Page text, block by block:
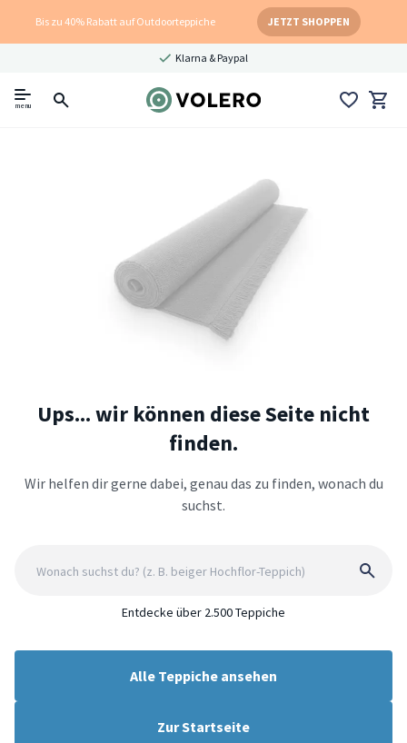
Bis zu 40% Rabatt auf Outdoorteppiche JETZT SHOPPEN
Klarna & Paypal
menu
Ups... wir können diese Seite nicht
finden.
Wir helfen dir gerne dabei, genau das zu finden, wonach du
suchst.
Entdecke über 2.500 Teppiche
Alle Teppiche ansehen
Zur Startseite